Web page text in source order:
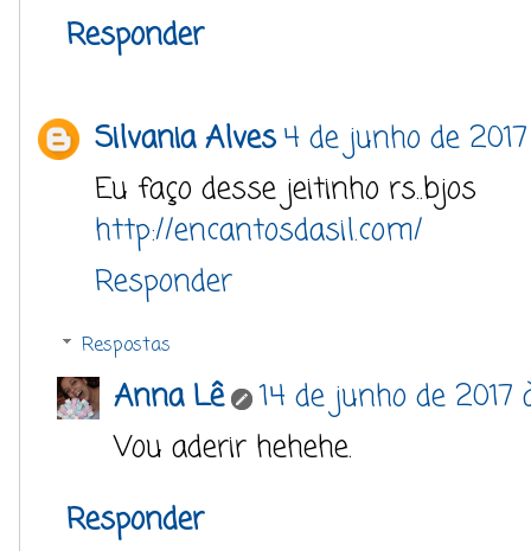
Responder
Silvania Alves4 de junho de
Eu faço desse jeitinho rs..bjos
http://encantosdasil.com/
Responder
Respostas
Anna Lê
14 de junho de 2017
Vou aderir hehehe.
Responder